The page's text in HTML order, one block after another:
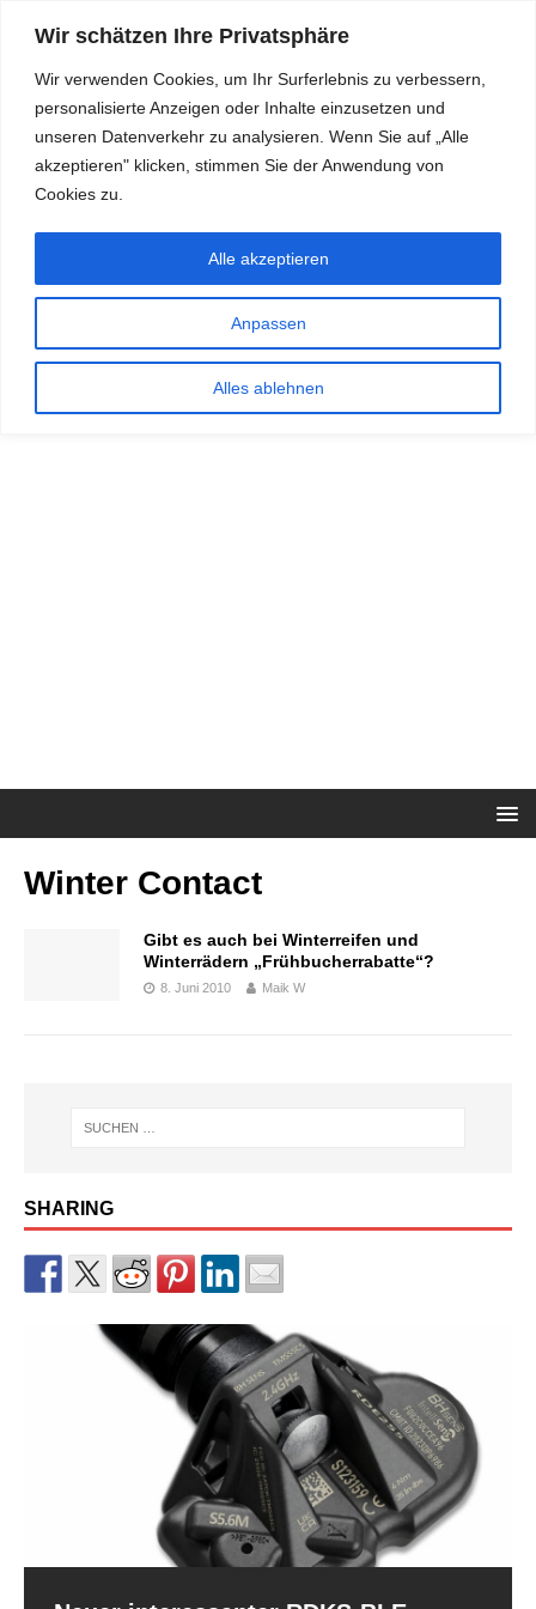
Wir schätzen Ihre Privatsphäre
Wir verwenden Cookies, um Ihr Surferlebnis zu verbessern,
personalisierte Anzeigen oder Inhalte einzusetzen und
unseren Datenverkehr zu analysieren. Wenn Sie auf „Alle
akzeptieren" klicken, stimmen Sie der Anwendung von
Cookies zu.
Anpassen
Alles ablehnen
Alle akzeptieren
RDKS.EXPERT
TESTS, EXPERTEN-TIPPS RUND UM DAS THEMA RDKS UND
Winter Contact
Gibt es auch bei Winterreifen und
Winterrädern „Frühbucherrabatte“?
8. Juni 2010 Maik W
SHARING